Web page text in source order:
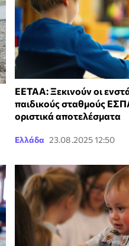
ΕΕΤΑΑ: Ξεκινούν οι
παιδικούς σταθμούς
οριστικά αποτελέσματα
Ελλάδα 23.08.2025 12:50